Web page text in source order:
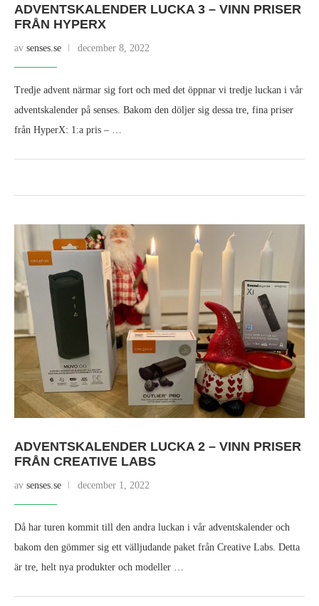
ADVENTSKALENDER LUCKA 3 – VINN PRISER
FRÅN HYPERX
av senses.se december 8, 2022
Tredje advent närmar sig fort och med det öppnar vi tredje luckan i vår
adventskalender på senses. Bakom den döljer sig dessa tre, fina priser
från HyperX: 1:a pris – …
ADVENTSKALENDER LUCKA 2 – VINN PRISER
FRÅN CREATIVE LABS
av senses.se december 1, 2022
Då har turen kommit till den andra luckan i vår adventskalender och
bakom den gömmer sig ett välljudande paket från Creative Labs. Detta
är tre, helt nya produkter och modeller …